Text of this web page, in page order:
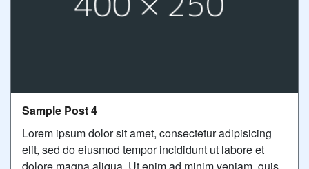
Sample Post 4
Lorem ipsum dolor sit amet, consectetur adipisicing
elit, sed do eiusmod tempor incididunt ut labore et